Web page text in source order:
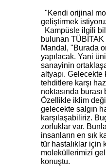
"Kendi orijinal
geliştirmek
Kampüsle ilgili
bulunan TÜBİTAK
Mandal, "Burada
yapılacak. Yani
sanayinin
altyapı.
tehditlere karşı
noktasında
Özellikle iklim
gelecekte salgın
karşılaşabiliriz.
zorluklar var.
insanların en sık
tür hastalıklar için
moleküllerimizi
konuştu.